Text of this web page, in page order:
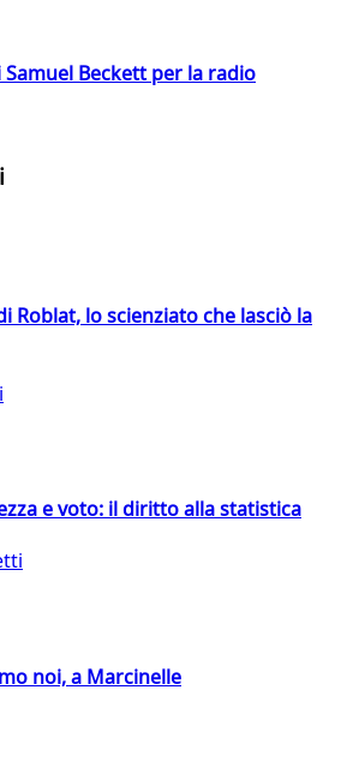
Beckett per la radio
Roblat, lo scienziato che lasciò la
e voto: il diritto alla statistica
noi, a Marcinelle